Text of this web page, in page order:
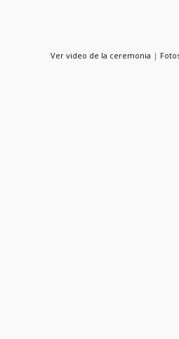
Ver video de la ceremonia |